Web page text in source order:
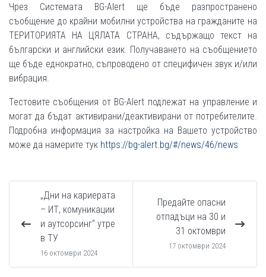
Чрез Системата BG-Alert ще бъде разпространено
съобщение до крайни мобилни устройства на гражданите на
ТЕРИТОРИЯТА НА ЦЯЛАТА СТРАНА, съдържащо текст на
български и английски език. Получаването на съобщението
ще бъде еднократно, съпроводено от специфичен звук и/или
вибрация.
Тестовите съобщения от BG-Alert подлежат на управление и
могат да бъдат активирани/деактивирани от потребителите.
Подробна информация за настройка на Вашето устройство
може да намерите тук https://bg-alert.bg/#/news/46/news
„Дни на кариерата
– ИТ, комуникации
и аутсорсинг“ утре
в ТУ
16 октомври 2024
Предайте опасни
отпадъци на 30 и
31 октомври
17 октомври 2024